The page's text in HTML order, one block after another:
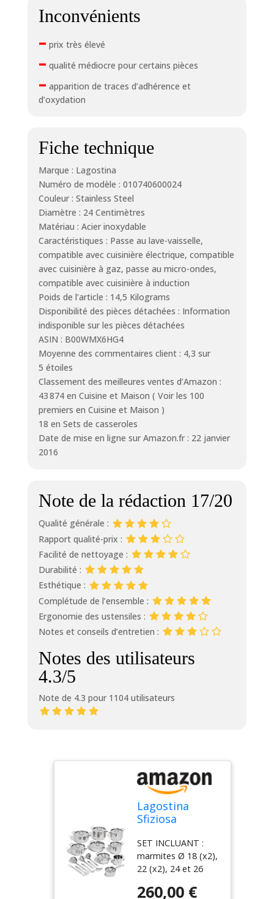
Inconvénients
– prix très élevé
– qualité médiocre pour certains pièces
– apparition de traces d’adhérence et
d’oxydation
Fiche technique
Marque : Lagostina
Numéro de modèle : 010740600024
Couleur : Stainless Steel
Diamètre : 24 Centimètres
Matériau : Acier inoxydable
Caractéristiques : Passe au lave-vaisselle,
compatible avec cuisinière électrique, compatible
avec cuisinière à gaz, passe au micro-ondes,
compatible avec cuisinière à induction
Poids de l’article : 14,5 Kilograms
Disponibilité des pièces détachées : Information
indisponible sur les pièces détachées
ASIN : B00WMX6HG4
Moyenne des commentaires client : 4,3 sur
5 étoiles
Classement des meilleures ventes d’Amazon :
43 874 en Cuisine et Maison ( Voir les 100
premiers en Cuisine et Maison )
18 en Sets de casseroles
Date de mise en ligne sur Amazon.fr : 22 janvier
2016
Note de la rédaction 17/20
Qualité générale :
Rapport qualité-prix :
Facilité de nettoyage :
Durabilité :
Esthétique :
Complétude de l’ensemble :
Ergonomie des ustensiles :
Notes et conseils d’entretien :
Notes des utilisateurs
4.3/5
Note de 4.3 pour 1104 utilisateurs
Lagostina
Sfiziosa
Cuisine en
Acier Inox
18/10,
Induction, Gaz
SET INCLUANT :
marmites Ø 18 (x2),
22 (x2), 24 et 26
cm, casserole Ø 14
260,00 €